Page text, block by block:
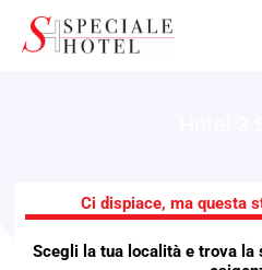
Ci dispiace, ma questa
Scegli la tua località e trova